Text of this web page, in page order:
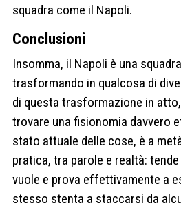
squadra come il Napoli.
Conclusioni
Insomma, il Napoli è una
trasformando in qualcosa di
di questa trasformazione in
trovare una fisionomia davvero
stato attuale delle cose, è a
pratica, tra parole e realtà:
vuole e prova effettivamente a
stesso stenta a staccarsi da